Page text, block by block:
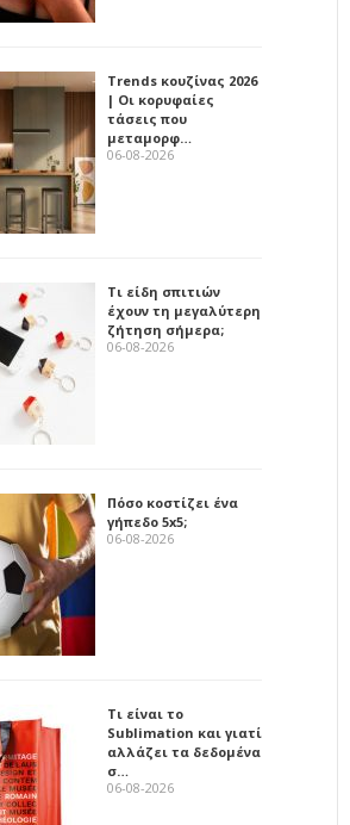
Trends κουζίνας 2026
| Οι κορυφαίες
τάσεις που
μεταμορφ…
06-08-2026
Τι είδη σπιτιών
έχουν τη μεγαλύτερη
ζήτηση σήμερα;
06-08-2026
Πόσο κοστίζει ένα
γήπεδο 5x5;
06-08-2026
Τι είναι το
Sublimation και γιατί
αλλάζει τα δεδομένα
σ…
06-08-2026